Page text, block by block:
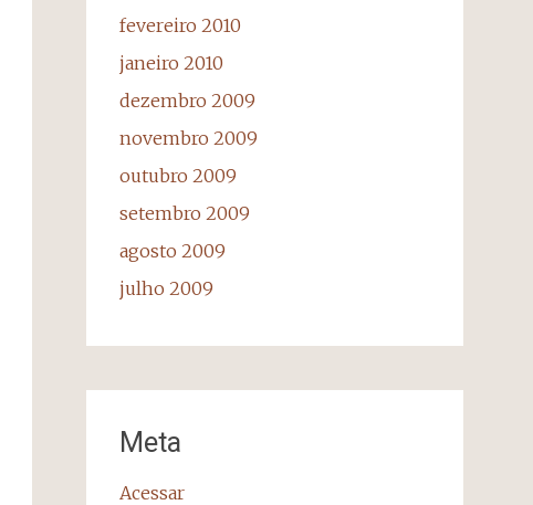
fevereiro 2010
janeiro 2010
dezembro 2009
novembro 2009
outubro 2009
setembro 2009
agosto 2009
julho 2009
Meta
Acessar